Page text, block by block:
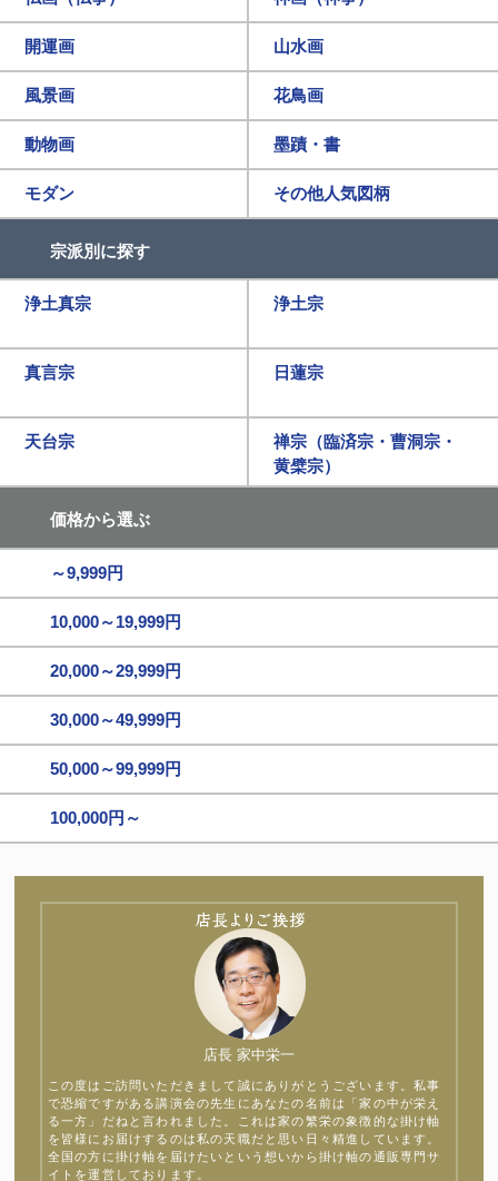
開運画 山水画
風景画 花鳥画
動物画 墨蹟・書
モダン その他人気図柄
宗派別に探す
浄土真宗 浄土宗
真言宗 日蓮宗
天台宗
禅宗（臨済宗・曹洞宗・
黄檗宗）
価格から選ぶ
～9,999円
10,000～19,999円
20,000～29,999円
30,000～49,999円
50,000～99,999円
100,000円～
店長 家中栄一
この度はご訪問いただきまして誠にありがとうございます。私事
で恐縮ですがある講演会の先生にあなたの名前は「家の中が栄え
る一方」だねと言われました。これは家の繁栄の象徴的な掛け軸
を皆様にお届けするのは私の天職だと思い日々精進しています。
全国の方に掛け軸を届けたいという想いから掛け軸の通販専門サ
イトを運営しております。